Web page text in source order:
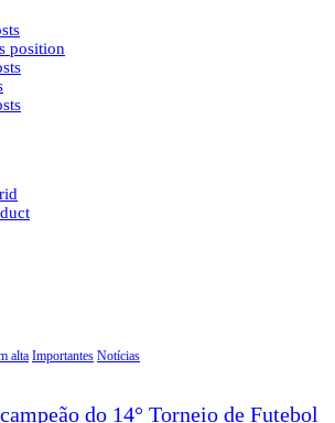
position
alta Importantes Notícias
do 14° Torneio de Futebol